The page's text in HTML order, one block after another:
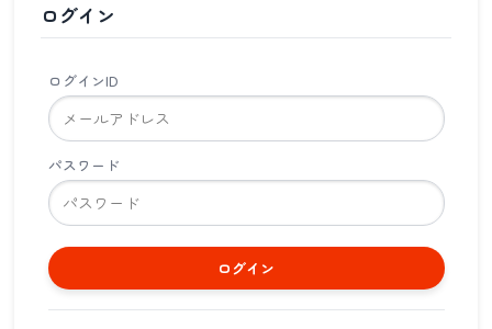
ログイン
ログインID
パスワード
ログイン